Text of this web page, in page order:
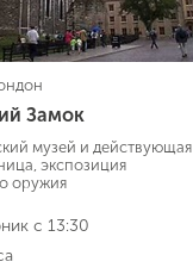
Замок
музей и действующая
экспозиция
оружия
с 13:30